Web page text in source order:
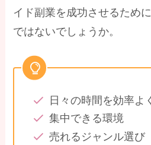
イド副業を成功させるため
ではないでしょうか。
日々の時間を効率よ
集中できる環境
売れるジャンル選び